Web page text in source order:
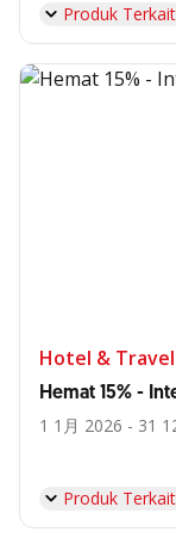
Produk Terkait
Hotel & Travel
Hemat 15% -
1 1月 2026 - 31
Produk Terkait